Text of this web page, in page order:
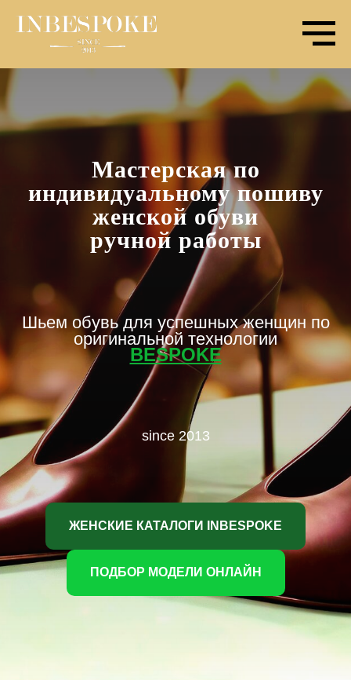
Мастерская по
индивидуальному пошиву
женской обуви
ручной работы
Шьем обувь для успешных женщин по
оригинальной технологии
BESPOKE
since 2013
ЖЕНСКИЕ КАТАЛОГИ INBESPOKE
ПОДБОР МОДЕЛИ ОНЛАЙН